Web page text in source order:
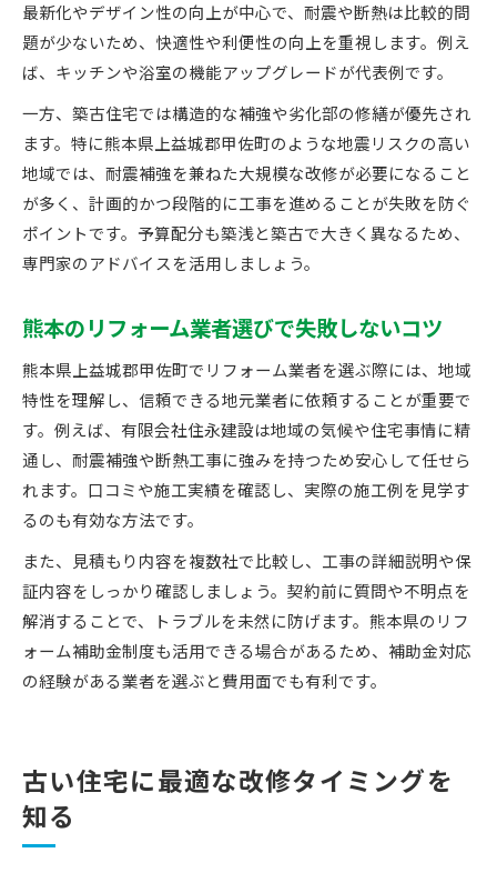
最新化やデザイン性の向上が中心で、耐震や断熱は比較的問
題が少ないため、快適性や利便性の向上を重視します。例え
ば、キッチンや浴室の機能アップグレードが代表例です。
一方、築古住宅では構造的な補強や劣化部の修繕が優先され
ます。特に熊本県上益城郡甲佐町のような地震リスクの高い
地域では、耐震補強を兼ねた大規模な改修が必要になること
が多く、計画的かつ段階的に工事を進めることが失敗を防ぐ
ポイントです。予算配分も築浅と築古で大きく異なるため、
専門家のアドバイスを活用しましょう。
熊本のリフォーム業者選びで失敗しないコツ
熊本県上益城郡甲佐町でリフォーム業者を選ぶ際には、地域
特性を理解し、信頼できる地元業者に依頼することが重要で
す。例えば、有限会社住永建設は地域の気候や住宅事情に精
通し、耐震補強や断熱工事に強みを持つため安心して任せら
れます。口コミや施工実績を確認し、実際の施工例を見学す
るのも有効な方法です。
また、見積もり内容を複数社で比較し、工事の詳細説明や保
証内容をしっかり確認しましょう。契約前に質問や不明点を
解消することで、トラブルを未然に防げます。熊本県のリフ
ォーム補助金制度も活用できる場合があるため、補助金対応
の経験がある業者を選ぶと費用面でも有利です。
古い住宅に最適な改修タイミングを
知る